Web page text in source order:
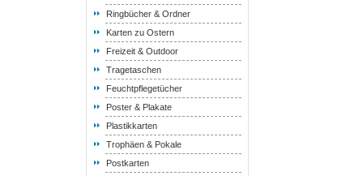
Ringbücher & Ordner
Karten zu Ostern
Freizeit & Outdoor
Tragetaschen
Feuchtpflegetücher
Poster & Plakate
Plastikkarten
Trophäen & Pokale
Postkarten